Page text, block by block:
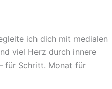
ich dich mit medialen
viel Herz durch innere
für Schritt. Monat für